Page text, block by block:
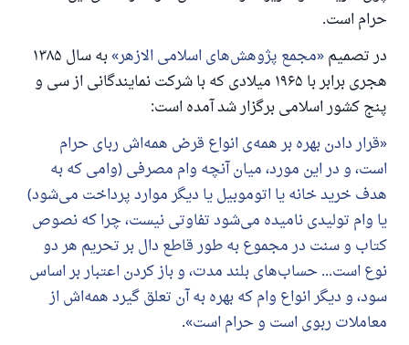
حرام است.
در تصمیم مجمع پژوهش‌های اسلامی الازهر
به سال ۱۳۸۵
هجری برابر با ۱۹۶۵ میلادی که با شرکت نمایندگانی از سی و
پنج کشور اسلامی برگزار شد آمده است:
قرار دادن بهره بر همه‌ی انواع قرض همه‌اش ربای حرام
است، و در این مورد، میان آنچه وام مصرفی (وامی که به
هدف خرید خانه یا اتوموبیل یا دیگر موارد پرداخت می‌شود)
یا وام تولیدی نامیده می‌شود تفاوتی نیست، چرا که نصوص
کتاب و سنت در مجموع به طور قاطع دال بر تحریم هر دو
نوع است... حساب‌های بلند مدت، و باز کردن اعتبار بر اساس
سود، و دیگر انواع وام که بهره به آن تعلق گیرد همه‌اش از
معاملات ربوی است و حرام است .
را نجات داد.
از پرسش تا پاسخ، کمک مالی شما «اسلام سوال و جواب» را
یاری می‌دهد.
رسول الله صلی الله علیه وسلم می‌فرماید
آنکه به سوی خیری راهنمایی کند مانند پاداش انجام
دهنده‌اش را خواهد داشت
(مسلم: ۱۸۹۳)
همکاری